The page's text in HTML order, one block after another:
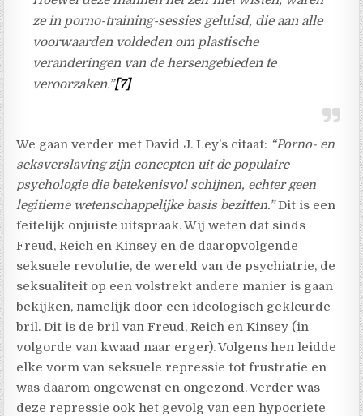
ze in porno-training-sessies geluisd, die aan alle
voorwaarden voldeden om plastische
veranderingen van de hersengebieden te
veroorzaken.”[7]
We gaan verder met David J. Ley’s citaat: “Porno- en
seksverslaving zijn concepten uit de populaire
psychologie die betekenisvol schijnen, echter geen
legitieme wetenschappelijke basis bezitten.”Dit is een
feitelijk onjuiste uitspraak. Wij weten dat sinds
Freud, Reich en Kinsey en de daaropvolgende
seksuele revolutie, de wereld van de psychiatrie, de
seksualiteit op een volstrekt andere manier is gaan
bekijken, namelijk door een ideologisch gekleurde
bril. Dit is de bril van Freud, Reich en Kinsey (in
volgorde van kwaad naar erger). Volgens hen leidde
elke vorm van seksuele repressie tot frustratie en
was daarom ongewenst en ongezond. Verder was
deze repressie ook het gevolg van een hypocriete